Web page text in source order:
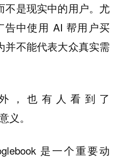
不是现实中的用户。尤
告中使用 AI 帮用户买
并不能代表大众真实需
，也有人看到了
义。
是一个重要动